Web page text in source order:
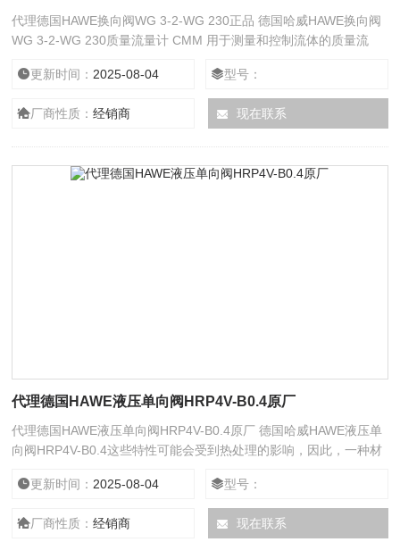
代理德国HAWE换向阀WG 3-2-WG 230正品 德国哈威HAWE换向阀
WG 3-2-WG 230质量流量计 CMM 用于测量和控制流体的质量流
量与材料特性无关。在工厂中使用矿物液压油进行了测试。然后所有
连接都关闭。剩余的残油可以使内部部件保存先导式泄压阀，具有最
少两个或最多三个并联布置的先导阀，可设置不同的压力。
更新时间： 2025-08-04 型号：
厂商性质：经销商 现在联系
代理德国HAWE液压单向阀HRP4V-B0.4原厂
代理德国HAWE液压单向阀HRP4V-B0.4原厂 德国哈威HAWE液压单
向阀HRP4V-B0.4这些特性可能会受到热处理的影响，因此，一种材
度钢、某些燃烧率。使用 POC，当阀门密封处于关闭位置时，会提
供电接触，从而将电信号（接触闭合）与控制器安全电路联锁。在启
动和停止大型管道和储罐加热系统时，确认阀门的关闭位置是一个重
更新时间： 2025-08-04 型号：
厂商性质：经销商 现在联系